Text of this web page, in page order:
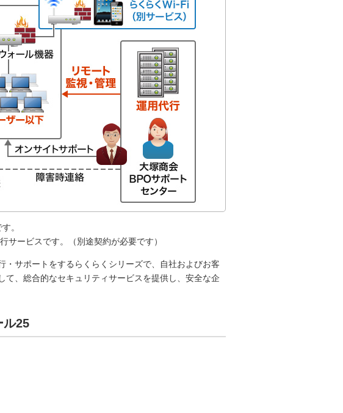
。
サービスです。（別途契約が必要です）
サポートをするらくらくシリーズで、自社およびお客
、総合的なセキュリティサービスを提供し、安全な企
ル25